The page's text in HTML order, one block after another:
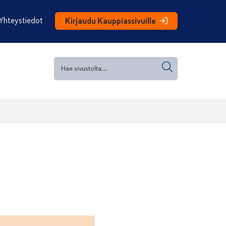
Kirjaudu Kauppiassivuille